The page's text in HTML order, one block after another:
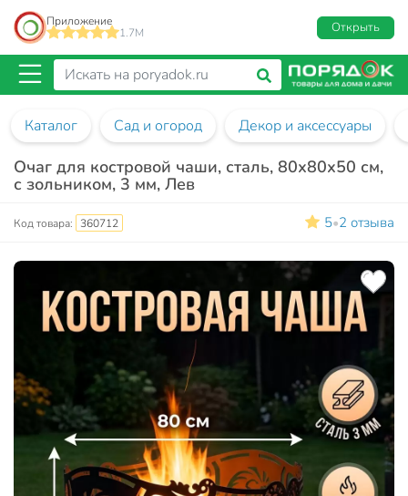
Приложение
1.7M
Открыть
Каталог Сад и огород Декор и аксессуары
Очаг для костровой чаши, сталь, 80х80х50 см,
с зольником, 3 мм, Лев
Код товара: 360712 5•2 отзыва